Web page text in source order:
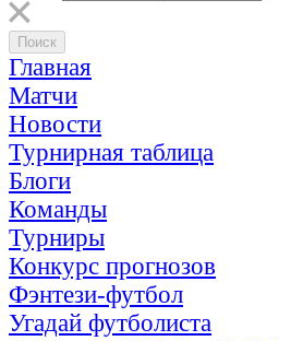
Главная
Матчи
Новости
Турнирная таблица
Блоги
Команды
Турниры
Конкурс прогнозов
Фэнтези-футбол
Угадай футболиста